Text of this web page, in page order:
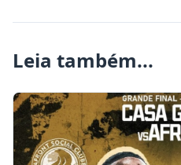
Leia também...